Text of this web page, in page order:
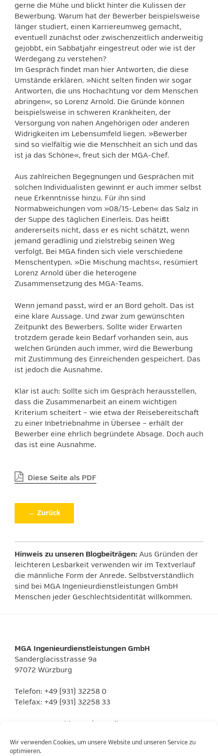
Wir verwenden Cookies, um unsere Website und unseren Service zu
optimieren.
gerne die Mühe und blickt hinter die Kulissen der
Bewerbung. Warum hat der Bewerber beispielsweise
länger studiert, einen Karriereumweg gemacht,
eventuell zunächst oder zwischenzeitlich anderweitig
gejobbt, ein Sabbatjahr eingestreut oder wie ist der
Werdegang zu verstehen?
Im Gespräch findet man hier Antworten, die diese
Umstände erklären. »Nicht selten finden wir sogar
Antworten, die uns Hochachtung vor dem Menschen
abringen«, so Lorenz Arnold. Die Gründe können
beispielsweise in schweren Krankheiten, der
Versorgung von nahen Angehörigen oder anderen
Widrigkeiten im Lebensumfeld liegen. »Bewerber
sind so vielfältig wie die Menschheit an sich und das
ist ja das Schöne«, freut sich der MGA-Chef.
Aus zahlreichen Begegnungen und Gesprächen mit
solchen Individualisten gewinnt er auch immer selbst
neue Erkenntnisse hinzu. Für ihn sind
Normabweichungen vom »08/15-Leben« das Salz in
der Suppe des täglichen Einerleis. Das heißt
andererseits nicht, dass er es nicht schätzt, wenn
jemand geradlinig und zielstrebig seinen Weg
verfolgt. Bei MGA finden sich viele verschiedene
Menschentypen. »Die Mischung machts«, resümiert
Lorenz Arnold über die heterogene
Zusammensetzung des MGA-Teams.
Wenn jemand passt, wird er an Bord geholt. Das ist
eine klare Aussage. Und zwar zum gewünschten
Zeitpunkt des Bewerbers. Sollte wider Erwarten
trotzdem gerade kein Bedarf vorhanden sein, aus
welchen Gründen auch immer, wird die Bewerbung
mit Zustimmung des Einreichenden gespeichert. Das
ist jedoch die Ausnahme.
Klar ist auch: Sollte sich im Gespräch herausstellen,
dass die Zusammenarbeit an einem wichtigen
Kriterium scheitert – wie etwa der Reisebereitschaft
zu einer Inbetriebnahme in Übersee – erhält der
Bewerber eine ehrlich begründete Absage. Doch auch
das ist eine Ausnahme.
Diese Seite als PDF
← Zurück
Hinweis zu unseren Blogbeiträgen: Aus Gründen der
leichteren Lesbarkeit verwenden wir im Textverlauf
die männliche Form der Anrede. Selbstverständlich
sind bei MGA Ingenieurdienstleistungen GmbH
Menschen jeder Geschlechtsidentität willkommen.
MGA Ingenieurdienstleistungen GmbH
Sanderglacisstrasse 9a
97072 Würzburg
Telefon: +49 (931) 32258 0
Telefax: +49 (931) 32258 33
www.mga-gmbh.com | E-Mail